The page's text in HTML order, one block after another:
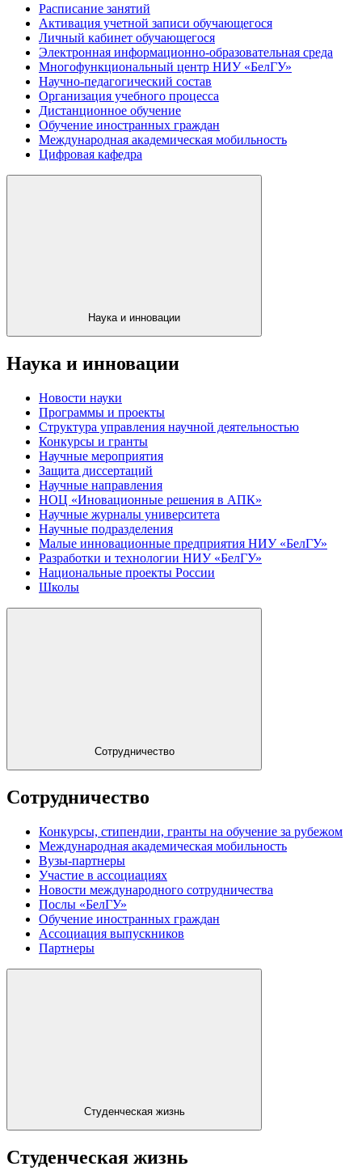
Расписание занятий
Активация учетной записи обучающегося
Личный кабинет обучающегося
Электронная информационно-образовательная среда
Многофункциональный центр НИУ «БелГУ»
Научно-педагогический состав
Организация учебного процесса
Дистанционное обучение
Обучение иностранных граждан
Международная академическая мобильность
Цифровая кафедра
Наука и инновации
Наука и инновации
Новости науки
Программы и проекты
Структура управления научной деятельностью
Конкурсы и гранты
Научные мероприятия
Защита диссертаций
Научные направления
НОЦ «Иновационные решения в АПК»
Научные журналы университета
Научные подразделения
Малые инновационные предприятия НИУ «БелГУ»
Разработки и технологии НИУ «БелГУ»
Национальные проекты России
Школы
Сотрудничество
Сотрудничество
Конкурсы, стипендии, гранты на обучение за рубежом
Международная академическая мобильность
Вузы-партнеры
Участие в ассоциациях
Новости международного сотрудничества
Послы «БелГУ»
Обучение иностранных граждан
Ассоциация выпускников
Партнеры
Студенческая жизнь
Студенческая жизнь